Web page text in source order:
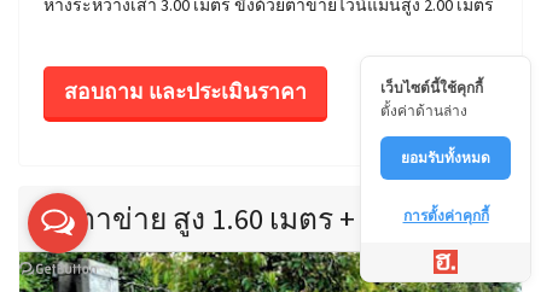
ห่างระหว่างเสา 3.00 เมตร ขึงด้วยตาข่ายไวน์แมนสูง 2.00 เมตร
สอบถาม และประเมินราคา
รั้วตาข่าย สูง 1.60 เมตร + 1 แผ่นทึบ
เว็บไซต์นี้ใช้คุกกี้
ตั้งค่าด้านล่าง
ยอมรับทั้งหมด
การตั้งค่าคุกกี้